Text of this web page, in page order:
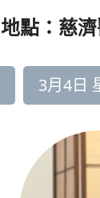
地點：慈
3月4日